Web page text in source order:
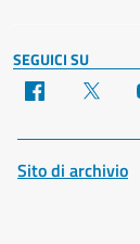
SEGUICI SU
Facebook
Sito di archivio